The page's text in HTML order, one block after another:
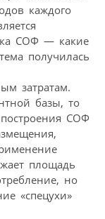
каждого
СОФ — какие
получилась
затратам.
базы, то
СОФ
площадь
но
«спецухи»